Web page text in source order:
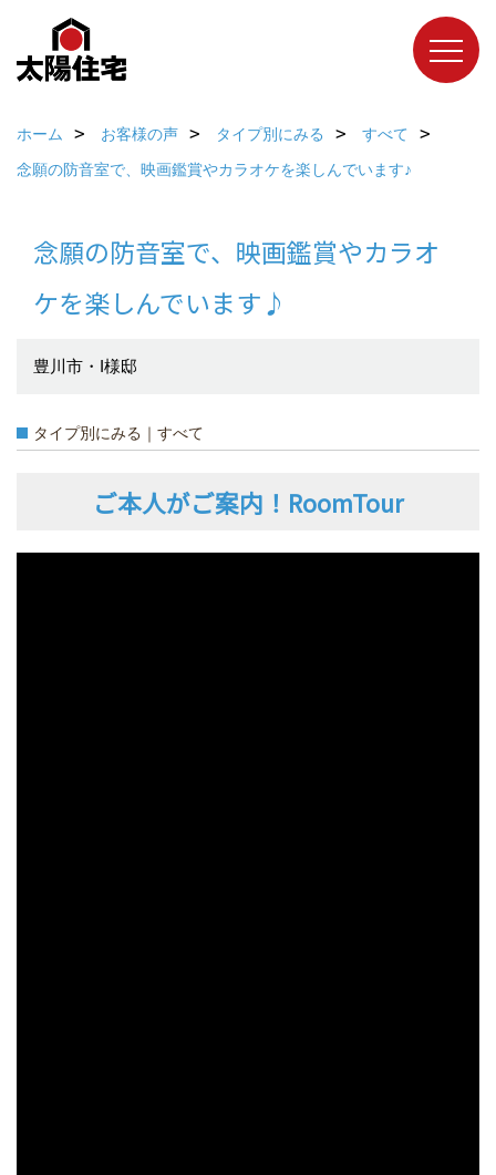
ホーム お客様の声 タイプ別にみる
すべて
念願の防音室で、映画鑑賞やカラオケを楽しんでいます♪
念願の防音室で、映画鑑賞やカラオ
ケを楽しんでいます♪
豊川市・I様邸
タイプ別にみる｜すべて
ご本人がご案内！RoomTour